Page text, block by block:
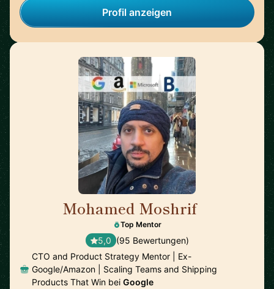
Profil anzeigen
Mohamed Moshrif
Top Mentor
5,0 (95 Bewertungen)
CTO and Product Strategy Mentor | Ex-
Google/Amazon | Scaling Teams and Shipping
Products That Win bei Google